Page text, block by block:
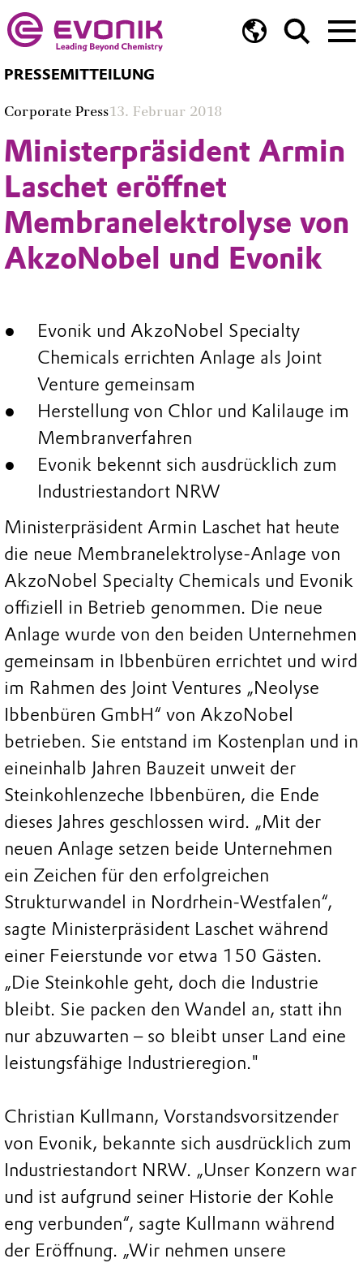
PRESSEMITTEILUNG
Corporate Press13. Februar 2018
Ministerpräsident Armin
Laschet eröffnet
Membranelektrolyse von
AkzoNobel und Evonik
Evonik und AkzoNobel Specialty
Chemicals errichten Anlage als Joint
Venture gemeinsam
Herstellung von Chlor und Kalilauge im
Membranverfahren
Evonik bekennt sich ausdrücklich zum
Industriestandort NRW
Ministerpräsident Armin Laschet hat heute
die neue Membranelektrolyse-Anlage von
AkzoNobel Specialty Chemicals und Evonik
offiziell in Betrieb genommen. Die neue
Anlage wurde von den beiden Unternehmen
gemeinsam in Ibbenbüren errichtet und wird
im Rahmen des Joint Ventures „Neolyse
Ibbenbüren GmbH“ von AkzoNobel
betrieben. Sie entstand im Kostenplan und in
eineinhalb Jahren Bauzeit unweit der
Steinkohlenzeche Ibbenbüren, die Ende
dieses Jahres geschlossen wird. „Mit der
neuen Anlage setzen beide Unternehmen
ein Zeichen für den erfolgreichen
Strukturwandel in Nordrhein-Westfalen“,
sagte Ministerpräsident Laschet während
einer Feierstunde vor etwa 150 Gästen.
„Die Steinkohle geht, doch die Industrie
bleibt. Sie packen den Wandel an, statt ihn
nur abzuwarten – so bleibt unser Land eine
leistungsfähige Industrieregion."
Christian Kullmann, Vorstandsvorsitzender
von Evonik, bekannte sich ausdrücklich zum
Industriestandort NRW. „Unser Konzern war
und ist aufgrund seiner Historie der Kohle
eng verbunden“, sagte Kullmann während
der Eröffnung. „Wir nehmen unsere